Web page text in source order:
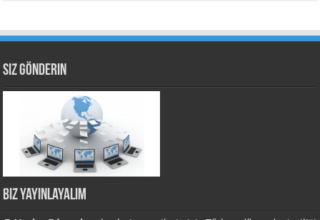
Siz Gönderin
Biz Yayınlayalım